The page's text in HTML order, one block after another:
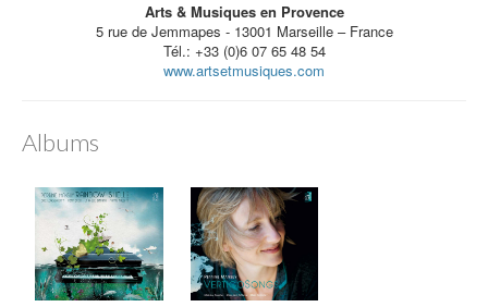
Arts & Musiques en Provence
5 rue de Jemmapes - 13001 Marseille – France
Tél.: +33 (0)6 07 65 48 54
www.artsetmusiques.com
Albums